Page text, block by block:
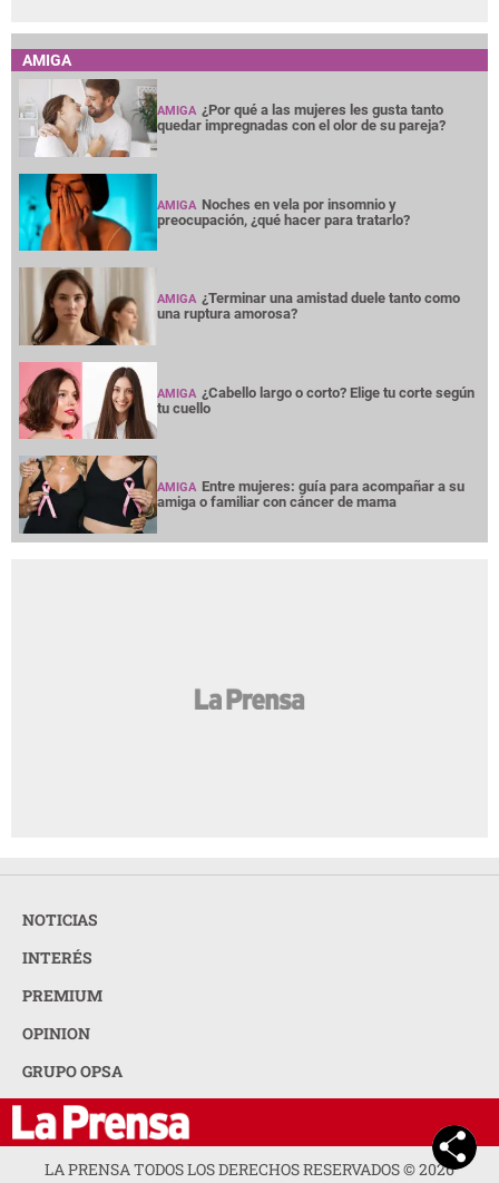
AMIGA
AMIGA ¿Por qué a las mujeres les gusta tanto
quedar impregnadas con el olor de su pareja?
AMIGA Noches en vela por insomnio y
preocupación, ¿qué hacer para tratarlo?
AMIGA ¿Terminar una amistad duele tanto como
una ruptura amorosa?
AMIGA ¿Cabello largo o corto? Elige tu corte según
tu cuello
AMIGA Entre mujeres: guía para acompañar a su
amiga o familiar con cáncer de mama
NOTICIAS
INTERÉS
PREMIUM
OPINION
GRUPO OPSA
LA PRENSA TODOS LOS DERECHOS RESERVADOS ©2026